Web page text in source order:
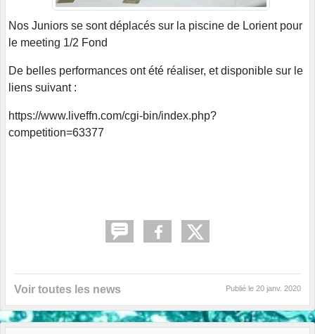
Nos Juniors se sont déplacés sur la piscine de Lorient pour
le meeting 1/2 Fond
De belles performances ont été réaliser, et disponible sur le
liens suivant :
https://www.liveffn.com/cgi-bin/index.php?
competition=63377
Voir toutes les news Publié le 20 janv. 2020